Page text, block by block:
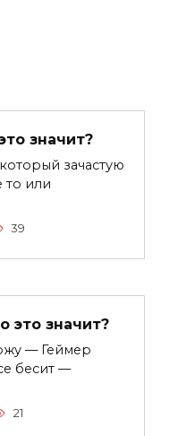
значит?
зачастую
то или
39
значит?
— Геймер
бесит —
21